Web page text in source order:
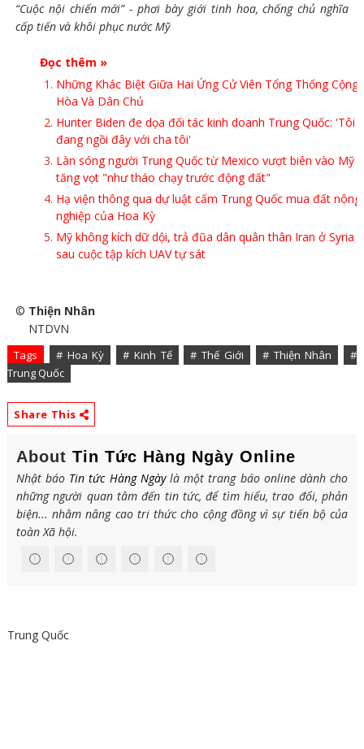
“Cuộc nội chiến mới” - phơi bày giới tinh hoa, chống chủ nghĩa
cấp tiến và khôi phục nước Mỹ
Đọc thêm »
Những Khác Biệt Giữa Hai Ứng Cử Viên Tổng Thống Cộng
Hòa Và Dân Chủ
Hunter Biden đe dọa đối tác kinh doanh Trung Quốc: 'Tôi
đang ngồi đây với cha tôi'
Làn sóng người Trung Quốc từ Mexico vượt biên vào Mỹ
tăng vọt "như tháo chạy trước động đất"
Hạ viện thông qua dự luật cấm Trung Quốc mua đất nông
nghiệp của Hoa Kỳ
Mỹ không kích dữ dội, trả đũa dân quân thân Iran ở Syria
sau cuộc tập kích UAV tự sát
© Thiện Nhân
NTDVN
Tags # Hoa Kỳ # Kinh Tế # Thế Giới # Thiện Nhân
#
Trung Quốc
Share This
About Tin Tức Hàng Ngày Online
Nhật báo Tin tức Hàng Ngàylà một trang báo online dành cho
những người quan tâm đến tin tức, để tìm hiểu, trao đổi, phản
biện... nhằm nâng cao tri thức cho cộng đồng vì sự tiến bộ của
toàn Xã hội.
Trung Quốc